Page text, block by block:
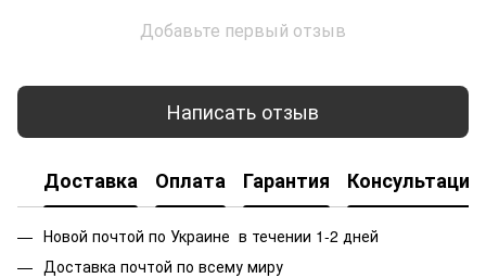
Добавьте первый отзыв
Написать отзыв
Доставка Оплата Гарантия Консультация
Новой почтой по Украине в течении 1-2 дней
Доставка почтой по всему миру